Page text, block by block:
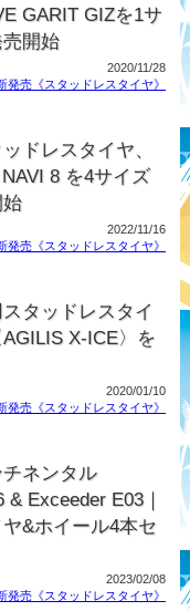
GARIT GIZを1サ
開始
2020/11/28
発売《スタッドレスタイヤ》
ドレスタイヤ、
8 を4サイズ
2022/11/16
発売《スタッドレスタイヤ》
スタッドレスタイ
X-ICE〉を
2020/01/10
発売《スタッドレスタイヤ》
チネンタル
Exceeder E03｜
&ホイール4本セ
2023/02/08
発売《スタッドレスタイヤ》